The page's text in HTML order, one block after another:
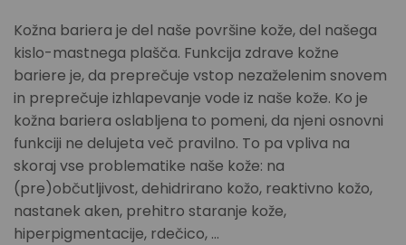
Kožna bariera je del naše površine kože, del našega
kislo-mastnega plašča. Funkcija zdrave kožne
bariere je, da preprečuje vstop nezaželenim snovem
in preprečuje izhlapevanje vode iz naše kože. Ko je
kožna bariera oslabljena to pomeni, da njeni osnovni
funkciji ne delujeta več pravilno. To pa vpliva na
skoraj vse problematike naše kože: na
(pre)občutljivost, dehidrirano kožo, reaktivno kožo,
nastanek aken, prehitro staranje kože,
hiperpigmentacije, rdečico, …